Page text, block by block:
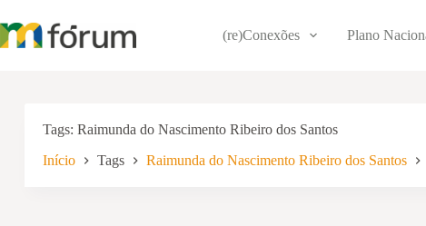
para
o
(re)Conexões Plano
Tags Raimunda do Nascimento Ribeiro dos Santos
Início Tags Raimunda do Nascimento Ribeiro dos Santos